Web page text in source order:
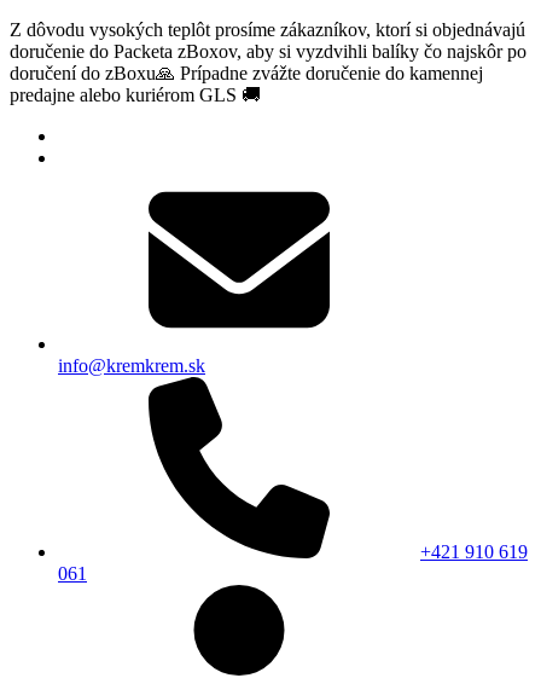
Z dôvodu vysokých teplôt prosíme zákazníkov, ktorí si objednávajú
doručenie do Packeta zBoxov, aby si vyzdvihli balíky čo najskôr po
doručení do zBoxu🙏 Prípadne zvážte doručenie do kamennej
predajne alebo kuriérom GLS 🚚
info@kremkrem.sk
+421 910 619
061